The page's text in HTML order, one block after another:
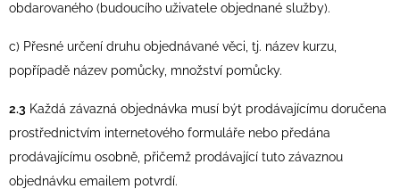
obdarovaného (budoucího uživatele objednané služby).
c) Přesné určení druhu objednávané věci, tj. název kurzu,
popřípadě název pomůcky, množství pomůcky.
2.3 Každá závazná objednávka musí být prodávajícímu doručena
prostřednictvím internetového formuláře nebo předána
prodávajícímu osobně, přičemž prodávající tuto závaznou
objednávku emailem potvrdí.